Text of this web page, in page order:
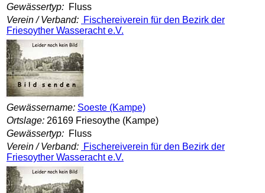
Gewässertyp: Fluss
Verein / Verband: Fischereiverein für den Bezirk der
Friesoyther Wasseracht e.V.
Gewässername: Soeste (Kampe)
Ortslage: 26169 Friesoythe (Kampe)
Gewässertyp: Fluss
Verein / Verband: Fischereiverein für den Bezirk der
Friesoyther Wasseracht e.V.